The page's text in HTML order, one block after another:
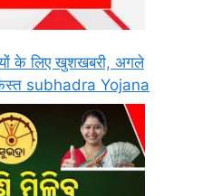
के लिए खुशखबरी, अगले
subhadra Yojana